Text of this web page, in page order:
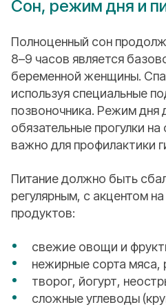
Сон, режим дня и
Полноценный сон
8–9 часов является
беременной женщины.
используя специальные
позвоночника. Режим дня
обязательные прогулки
важно для профилактики
Питание должно быть
регулярным, с акцентом
продуктов:
свежие овощи и
нежирные сорта мяса,
творог, йогурт,
сложные углеводы